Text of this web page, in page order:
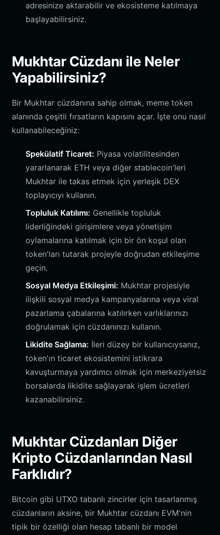
adresinize aktarabilir ve ekosisteme katılmaya
başlayabilirsiniz.
Mukhtar Cüzdanı ile Neler
Yapabilirsiniz?
Bir Mukhtar cüzdanına sahip olmak, meme token
alanında çeşitli fırsatların kapısını açar. İşte onu nasıl
kullanabileceğiniz:
Spekülatif Ticaret: Piyasa volatilitesinden
yararlanarak ETH veya diğer stablecoin'leri
Mukhtar ile takas etmek için yerleşik DEX
toplayıcıyı kullanın.
Topluluk Katılımı: Genellikle topluluk
liderliğindeki girişimlere veya yönetişim
oylamalarına katılmak için bir ön koşul olan
token'ları tutarak projeyle doğrudan etkileşime
geçin.
Sosyal Medya Etkileşimi: Mukhtar projesiyle
ilişkili sosyal medya kampanyalarına veya viral
pazarlama çabalarına katılırken varlıklarınızı
doğrulamak için cüzdanınızı kullanın.
Likidite Sağlama: İleri düzey bir kullanıcıysanız,
token'ın ticaret ekosistemini istikrara
kavuşturmaya yardımcı olmak için merkeziyetsiz
borsalarda likidite sağlayarak işlem ücretleri
kazanabilirsiniz.
Mukhtar Cüzdanları Diğer
Kripto Cüzdanlarından Nasıl
Farklıdır?
Bitcoin gibi UTXO tabanlı zincirler için tasarlanmış
cüzdanların aksine, bir Mukhtar cüzdanı EVM'nin
tipik bir özelliği olan hesap tabanlı bir model